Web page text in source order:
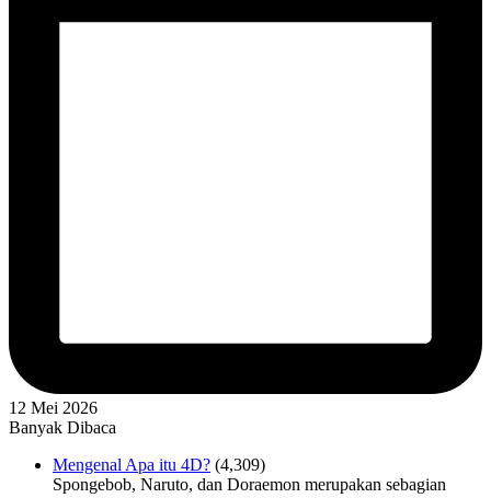
12 Mei 2026
Banyak Dibaca
Mengenal Apa itu 4D? (4,309)
Spongebob, Naruto, dan Doraemon merupakan sebagian